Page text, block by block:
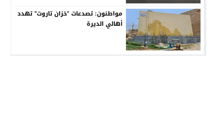
مواطنون: تصدعات ”خزان تاروت“ تهدد
أهالي الديرة